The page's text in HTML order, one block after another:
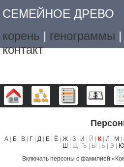
СЕМЕЙНОЕ ДРЕВО
корень | генограммы |
контакт
Дерево Графики Списки
А| Б| В| Г| Д| Е| Ё| Ж| З| И | Й | К| Л М
Ш
| Щ | Ъ | Ы | Ь | Э | Ю
Включать персоны с фамилией «